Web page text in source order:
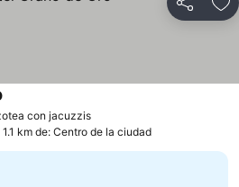
Compartir
con jacuzzisVer precios
1.1 km de: Centro de la ciudad